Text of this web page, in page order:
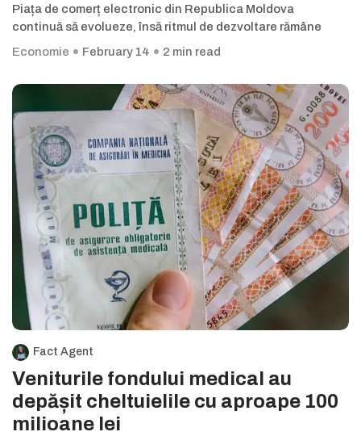
Piața de comerț electronic din Republica Moldova
continuă să evolueze, însă ritmul de dezvoltare rămâne
Economie
February 14 2 min read
Fact Agent
Veniturile fondului medical au
depășit cheltuielile cu aproape 100
milioane lei